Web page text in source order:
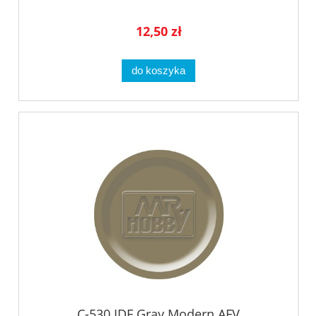
12,50 zł
do koszyka